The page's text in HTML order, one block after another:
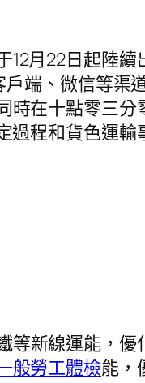
12月22日起陸
端、微信等渠
時在十點零三
過程和貨色運輸
等新線運能，
般勞工體檢能，